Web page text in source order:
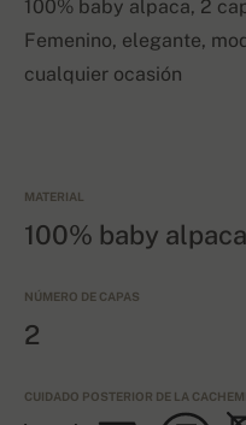
100% baby alpaca, 2
Femenino, elegante,
cualquier ocasión
MATERIAL
100% baby alpaca
NÚMERO DE CAPAS
2
CUIDADO POSTERIOR DE LA